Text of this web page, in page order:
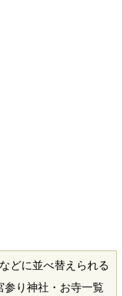
どに並べ替えられる
参り神社・お寺一覧